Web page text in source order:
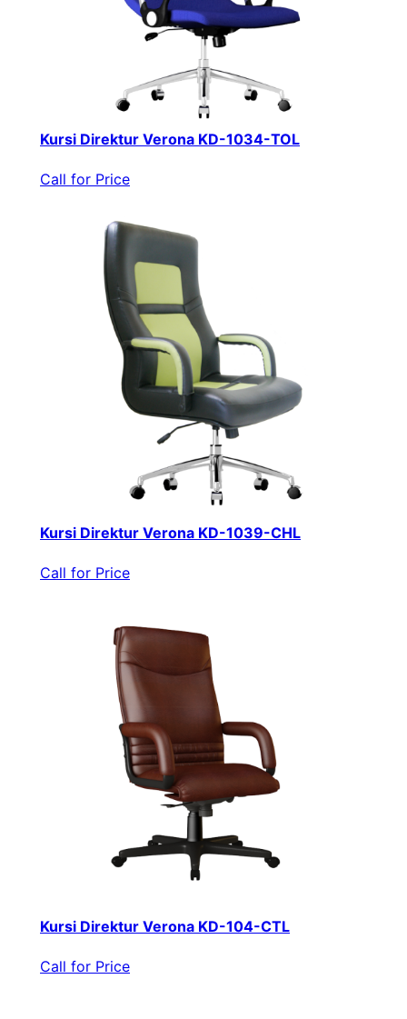
Kursi Direktur Verona KD-1034-TOL
Call for Price
Kursi Direktur Verona KD-1039-CHL
Call for Price
Kursi Direktur Verona KD-104-CTL
Call for Price